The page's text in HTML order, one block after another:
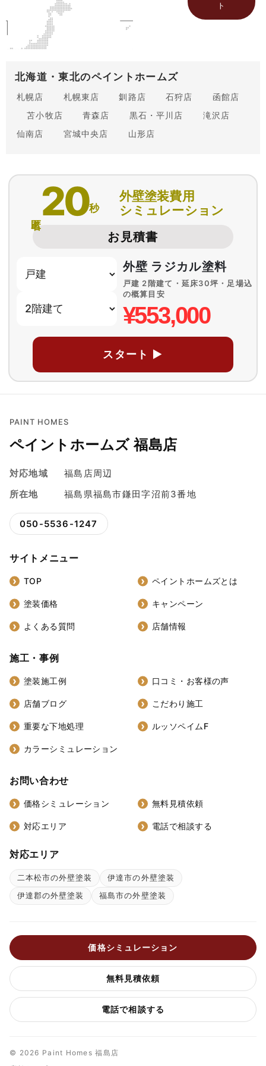
ト
北海道・東北のペイントホームズ
札幌店 札幌東店 釧路店 石狩店
函館店
苫小牧店
青森店 黒石・平川店
滝沢店
仙南店
宮城中央店 山形店
20秒
外壁塗装費用
シミュレーション
お見積書
外壁 ラジカル塗料
戸建 2階建て・延床30坪・足場込
の概算目安
¥553,000
スタート ▶
PAINT HOMES
ペイントホームズ 福島店
対応地域
福島店周辺
所在地
福島県福島市鎌田字沼前3番地
050-5536-1247
サイトメニュー
TOP ペイントホームズとは
塗装価格 キャンペーン
よくある質問 店舗情報
施工・事例
塗装施工例 口コミ・お客様の声
店舗ブログ こだわり施工
重要な下地処理 ルッソペイムF
カラーシミュレーション
お問い合わせ
価格シミュレーション 無料見積依頼
対応エリア 電話で相談する
対応エリア
二本松市の外壁塗装
伊達市の外壁塗装
伊達郡の外壁塗装
福島市の外壁塗装
価格シミュレーション
無料見積依頼
電話で相談する
© 2026 Paint Homes 福島店